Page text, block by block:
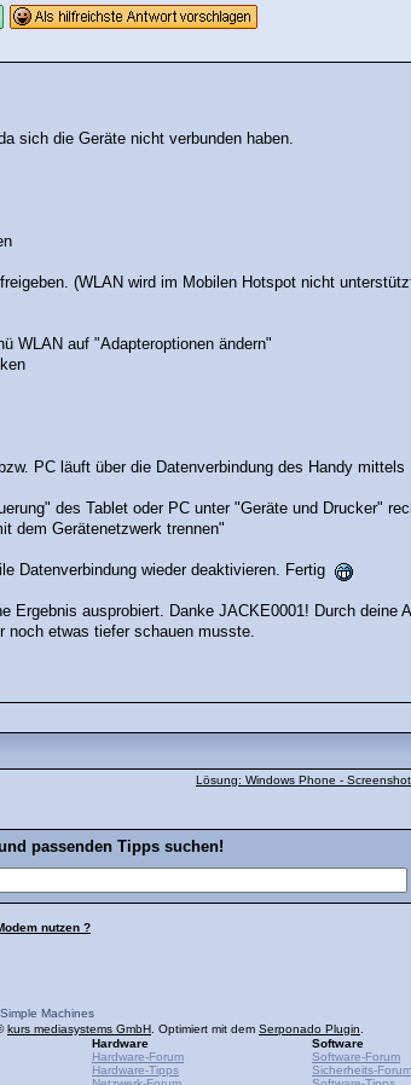
sich die Geräte nicht verbunden haben.
(WLAN wird im Mobilen Hotspot nicht
WLAN auf "Adapteroptionen ändern"
PC läuft über die Datenverbindung des Handy
des Tablet oder PC unter "Geräte und Drucker"
dem Gerätenetzwerk trennen"
Datenverbindung wieder deaktivieren. Fertig
Ergebnis ausprobiert. Danke JACKE0001! Durch deine
etwas tiefer schauen musste.
Lösung: Windows Phone -
passenden Tipps suchen!
nutzen ?
Simple Machines
kurs mediasystems GmbH . Optimiert mit dem Serponado Plugin
Hardware
Hardware-Forum
Hardware-Tipps
Software
Software-Forum
Sicherheits-Forum